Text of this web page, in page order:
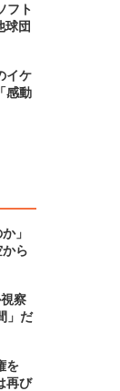
フト
球団
イケ
感動
」
ら
察
」だ
を
再び